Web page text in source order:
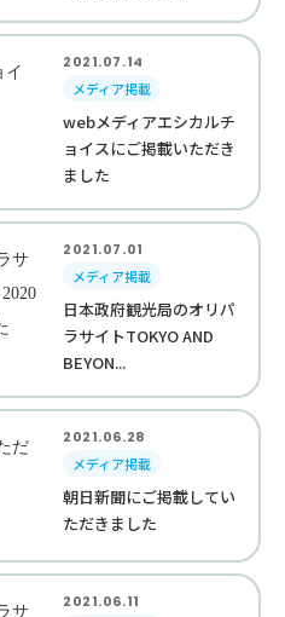
2021.07.14
メディア掲載
webメディアエシカルチ
ョイスにご掲載いただき
ました
2021.07.01
メディア掲載
日本政府観光局のオリパ
ラサイトTOKYO AND
BEYON...
2021.06.28
メディア掲載
朝日新聞にご掲載してい
ただきました
2021.06.11